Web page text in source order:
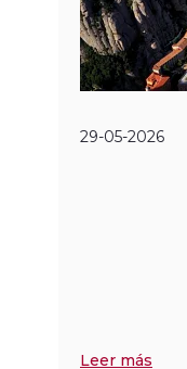
29-05-2026
Leer más